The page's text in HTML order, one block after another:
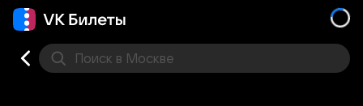
Поиск в Москве